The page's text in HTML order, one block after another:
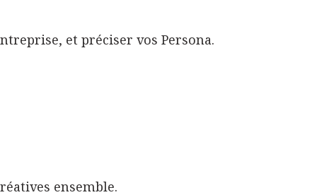
et préciser vos Persona.
ensemble.